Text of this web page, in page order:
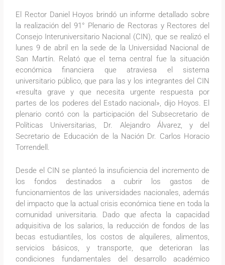
El Rector Daniel Hoyos brindó un informe detallado sobre
la realización del 91° Plenario de Rectoras y Rectores del
Consejo Interuniversitario Nacional (CIN), que se realizó el
lunes 9 de abril en la sede de la Universidad Nacional de
San Martín. Relató que el tema central fue la situación
económica financiera que atraviesa el sistema
universitario público, que para las y los integrantes del CIN
«resulta grave y que necesita urgente respuesta por
partes de los poderes del Estado nacional», dijo Hoyos. El
plenario contó con la participación del Subsecretario de
Políticas Universitarias, Dr. Alejandro Álvarez, y del
Secretario de Educación de la Nación Dr. Carlos Horacio
Torrendell.
Desde el CIN se planteó la insuficiencia del incremento de
los fondos destinados a cubrir los gastos de
funcionamientos de las universidades nacionales, además
del impacto que la actual crisis económica tiene en toda la
comunidad universitaria. Dado que afecta la capacidad
adquisitiva de los salarios, la reducción de fondos de las
becas estudiantiles, los costos de alquileres, alimentos,
servicios básicos, y transporte, que deterioran las
condiciones fundamentales del desarrollo académico